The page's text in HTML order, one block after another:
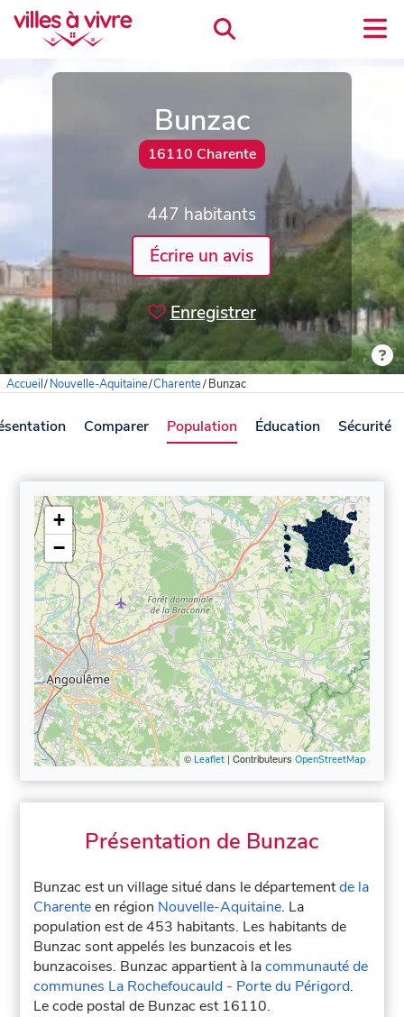
Bunzac
16110 Charente
447 habitants
Écrire un avis
Enregistrer
Accueil/Nouvelle-Aquitaine/Charente/Bunzac
Comparer Population Éducation Sécurité
+
−
© Leaflet| Contributeurs OpenStreetMap
Présentation de Bunzac
Bunzac est un village situé dans le départementde la
Charenteen région Nouvelle-Aquitaine. La
population est de 453 habitants. Les habitants de
Bunzac sont appelés les bunzacois et les
bunzacoises. Bunzac appartient à lacommunauté de
communes La Rochefoucauld - Porte du Périgord.
Le code postal de Bunzac est 16110.